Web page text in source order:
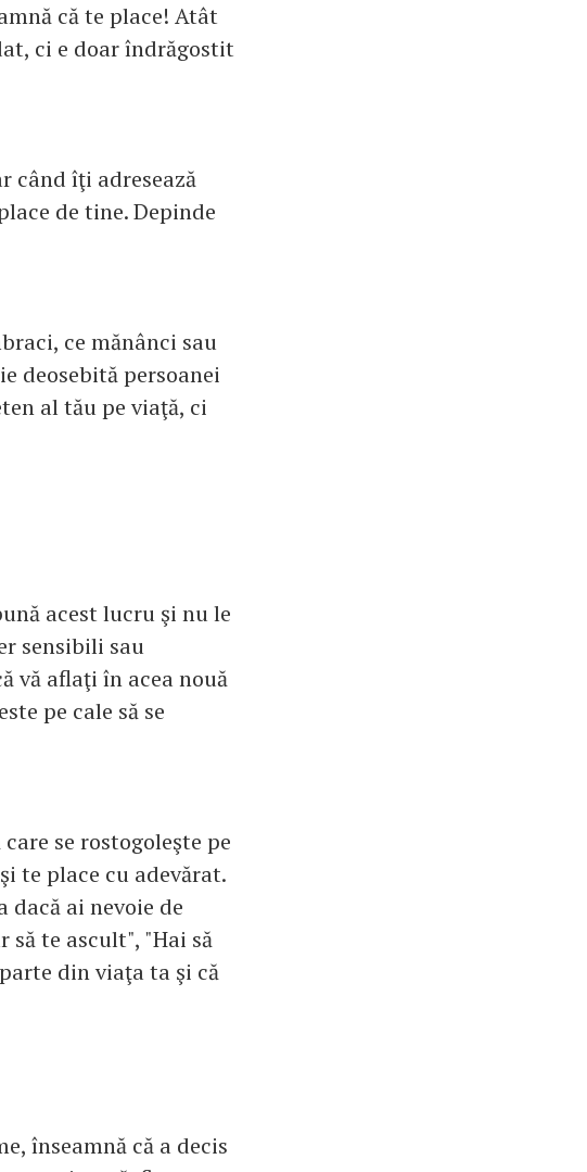
că te place! Atât
ci e doar îndrăgostit
când îţi adresează
de tine. Depinde
ce mănânci sau
deosebită persoanei
al tău pe viaţă, ci
acest lucru şi nu le
sensibili sau
vă aflaţi în acea nouă
pe cale să se
se rostogoleşte pe
te place cu adevărat.
dacă ai nevoie de
să te ascult", "Hai să
din viaţa ta şi că
înseamnă că a decis